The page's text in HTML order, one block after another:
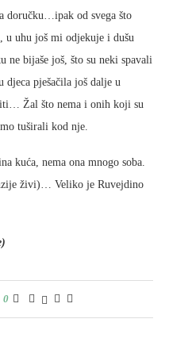
doručku…ipak od svega što
u uhu još mi odjekuje i dušu
ne bijaše još, što su neki spavali
djeca pješačila još dalje u
Žal što nema i onih koji su
tuširali kod nje.
kuća, nema ona mnogo soba.
živi)… Veliko je Ruvejdino
0